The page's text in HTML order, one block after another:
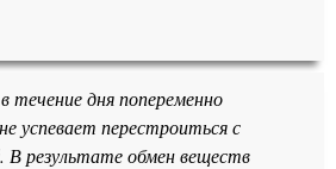
дня попеременно
успевает перестроиться с
В результате обмен веществ